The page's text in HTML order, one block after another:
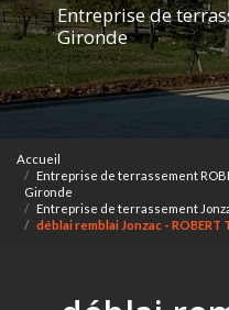
Entreprise de
Gironde
Accueil
Entreprise de terrassement
Gironde
Entreprise de terrassement
déblai remblai Jonzac - ROBERT